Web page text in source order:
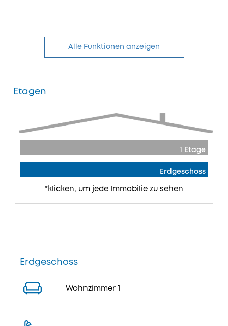
Alle Funktionen anzeigen
Etagen
1 Etage
Erdgeschoss
*klicken, um jede Immobilie zu sehen
Erdgeschoss
Wohnzimmer